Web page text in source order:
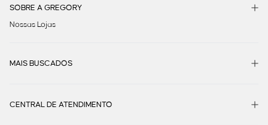
SOBRE A GREGORY
Nossas Lojas
MAIS BUSCADOS
CENTRAL DE ATENDIMENTO